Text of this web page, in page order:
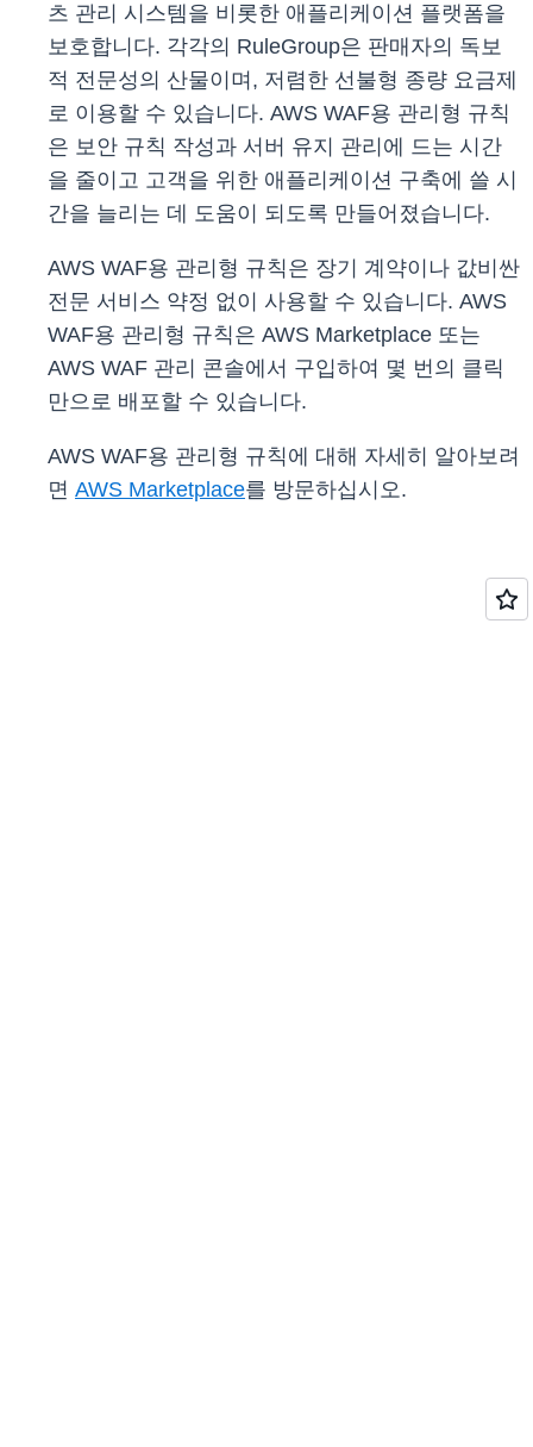
츠 관리 시스템을 비롯한 애플리케이션 플랫폼을
보호합니다. 각각의 RuleGroup은 판매자의 독보
적 전문성의 산물이며, 저렴한 선불형 종량 요금제
로 이용할 수 있습니다. AWS WAF용 관리형 규칙
은 보안 규칙 작성과 서버 유지 관리에 드는 시간
을 줄이고 고객을 위한 애플리케이션 구축에 쓸 시
간을 늘리는 데 도움이 되도록 만들어졌습니다.
AWS WAF용 관리형 규칙은 장기 계약이나 값비싼
전문 서비스 약정 없이 사용할 수 있습니다. AWS
WAF용 관리형 규칙은 AWS Marketplace 또는
AWS WAF 관리 콘솔에서 구입하여 몇 번의 클릭
만으로 배포할 수 있습니다.
AWS WAF용 관리형 규칙에 대해 자세히 알아보려
면 AWS Marketplace를 방문하십시오.